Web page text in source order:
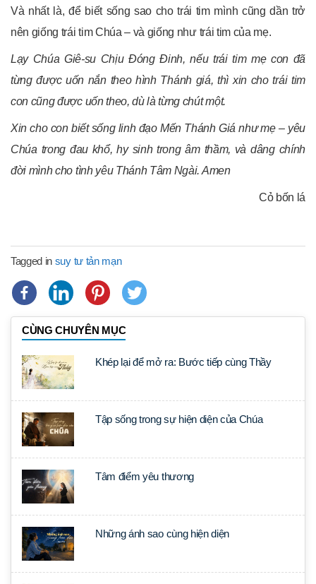
Và nhất là, để biết sống sao cho trái tim mình cũng dần trở
nên giống trái tim Chúa – và giống như trái tim của mẹ.
Lạy Chúa Giê-su Chịu Đóng Đinh, nếu trái tim mẹ con đã
từng được uốn nắn theo hình Thánh giá, thì xin cho trái tim
con cũng được uốn theo, dù là từng chút một.
Xin cho con biết sống linh đạo Mến Thánh Giá như mẹ –yêu
Chúa trong đau khổ, hy sinh trong âm thầm, và dâng chính
đời mình cho tình yêu Thánh Tâm Ngài. Amen
Cỏ bốn lá
Tagged in suy tư tản mạn
CÙNG CHUYÊN MỤC
Khép lại để mở ra: Bước tiếp cùng Thầy
Tập sống trong sự hiện diện của Chúa
Tâm điểm yêu thương
Những ánh sao cùng hiện diện